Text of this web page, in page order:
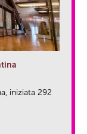
iniziata 292